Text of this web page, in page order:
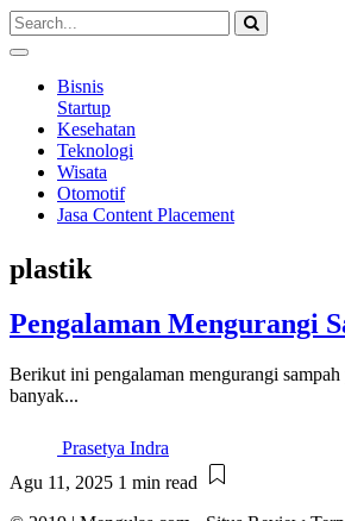
Bisnis
Startup
Kesehatan
Teknologi
Wisata
Otomotif
Jasa Content Placement
plastik
Pengalaman Mengurangi
Berikut ini pengalaman mengurangi
banyak...
Prasetya Indra
Agu 11, 2025 1 min read